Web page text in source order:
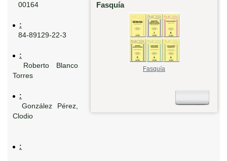
Fasquía
Fasquía
00164
:
84-89129-22-3
:
Roberto Blanco
Torres
:
González Pérez,
Clodio
: